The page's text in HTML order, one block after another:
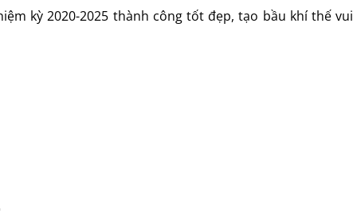
kỳ 2020-2025 thành công tốt đẹp, tạo bầu khí thế vui